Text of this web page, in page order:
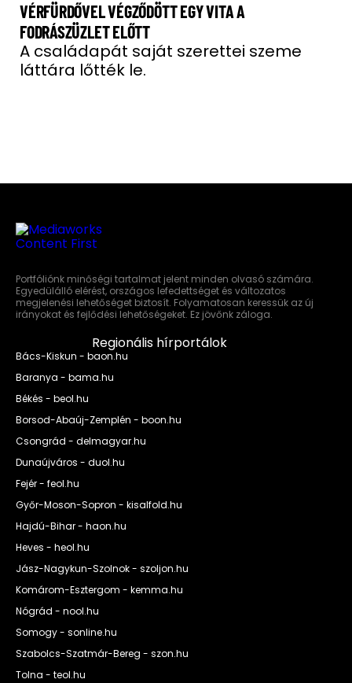
VÉRFÜRDŐVEL VÉGZŐDÖTT EGY VITA A
FODRÁSZÜZLET ELŐTT
A családapát saját szerettei szeme
láttára lőtték le.
Portfóliónk minőségi tartalmat jelent minden olvasó számára.
Egyedülálló elérést, országos lefedettséget és változatos
megjelenési lehetőséget biztosít. Folyamatosan keressük az új
irányokat és fejlődési lehetőségeket. Ez jövőnk záloga.
Regionális hírportálok
Bács-Kiskun - baon.hu
Baranya - bama.hu
Békés - beol.hu
Borsod-Abaúj-Zemplén - boon.hu
Csongrád - delmagyar.hu
Dunaújváros - duol.hu
Fejér - feol.hu
Győr-Moson-Sopron - kisalfold.hu
Hajdú-Bihar - haon.hu
Heves - heol.hu
Jász-Nagykun-Szolnok - szoljon.hu
Komárom-Esztergom - kemma.hu
Nógrád - nool.hu
Somogy - sonline.hu
Szabolcs-Szatmár-Bereg - szon.hu
Tolna - teol.hu